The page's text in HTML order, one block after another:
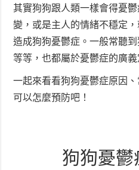
其實狗狗跟人類一樣會得憂
變，或是主人的情緒不穩定
造成狗狗憂鬱症。一般常聽
等等，也都屬於憂鬱症的廣義
一起來看看狗狗憂鬱症原因
可以怎麼預防吧！
狗狗憂鬱